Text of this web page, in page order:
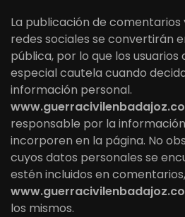
La publicación de comentarios
redes sociales se convertirán
pública, por lo que los
especial cautela cuando
información personal.
responsable por la
incorporen en la página. No
cuyos datos personales se
estén incluidos en
los mismos.